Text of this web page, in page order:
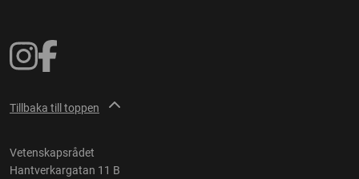
Tillbaka till toppen
Vetenskapsrådet
Hantverkargatan 11 B